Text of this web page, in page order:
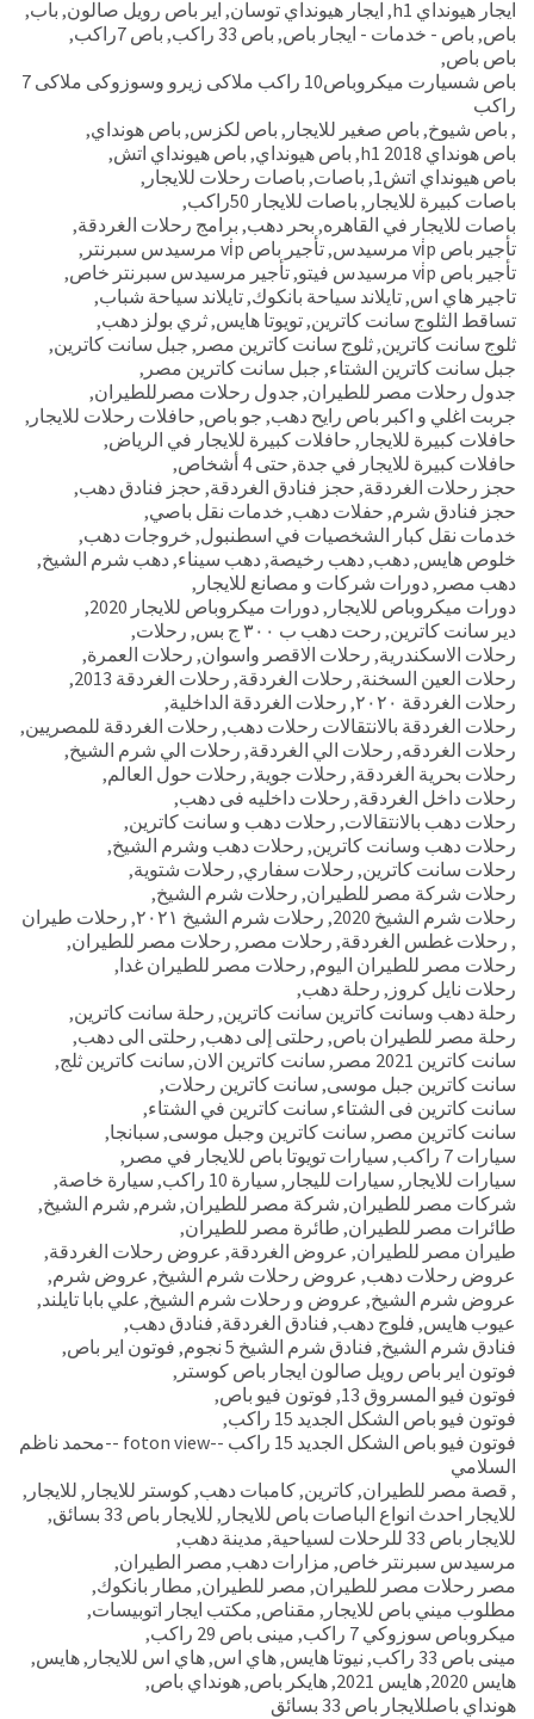
ايجار هيونداي h1 , ايجار هيونداي توسان, اير باص رويل صالون, باب,
باص, باص - خدمات - ايجار باص, باص 33 راكب , باص 7راكب
,
باص باص,
باص شسيارت ميكروباص10 راكب ملاكى زيرو وسوزوكى ملاكى 7
راكب
, باص شيوخ, باص صغير للايجار , باص لكزس, باص هونداي,
باص هونداي h1 2018
, باص هيونداي, باص هيونداي اتش,
باص هيونداي اتش1 , باصات, باصات رحلات للايجار ,
باصات كبيرة للايجار , باصات للايجار 50راكب
,
باصات للايجار في القاهره, بحر دهب, برامج رحلات الغردقة,
تأجير باص vi̇p مرسيدس
,تأجير باص vi̇p مرسيدس سبرنتر
,
تأجير باص vi̇p مرسيدس فيتو
,تأجير مرسيدس سبرنتر خاص,
تاجير هاي اس,تايلاند سياحة بانكوك,تايلاند سياحة شباب,
تساقط الثلوج سانت كاترين,تويوتا هايس,ثري بولز دهب,
ثلوج سانت كاترين,ثلوج سانت كاترين مصر , جبل سانت كاترين,
جبل سانت كاترين الشتاء, جبل سانت كاترين مصر ,
جدول رحلات مصر للطيران, جدول رحلات مصرللطيران,
جربت اغلي و اكبر باص رايح دهب, جو باص, حافلات رحلات للايجار ,
حافلات كبيرة للايجار , حافلات كبيرة للايجار في الرياض,
حافلات كبيرة للايجار في جدة, حتى 4 أشخاص
,
حجز رحلات الغردقة, حجز فنادق الغردقة, حجز فنادق دهب,
حجز فنادق شرم, حفلات دهب, خدمات نقل باصي,
خدمات نقل كبار الشخصيات في اسطنبول, خروجات دهب,
خلوص هايس,دهب,دهب رخيصة,دهب سيناء,دهب شرم الشيخ,
دهب مصر ,دورات شركات و مصانع للايجار ,
دورات ميكروباص للايجار ,دورات ميكروباص للايجار 2020
,
دير سانت كاترين, رحت دهب ب ٣٠٠ ج بس , رحلات,
رحلات الاسكندرية, رحلات الاقصر واسوان, رحلات العمرة,
رحلات العين السخنة, رحلات الغردقة, رحلات الغردقة 2013
,
رحلات الغردقة ٢٠٢٠
, رحلات الغردقة الداخلية,
رحلات الغردقة بالانتقالات رحلات دهب, رحلات الغردقة للمصريين,
رحلات الغردقه, رحلات الي الغردقة, رحلات الي شرم الشيخ,
رحلات بحرية الغردقة, رحلات جوية, رحلات حول العالم,
رحلات داخل الغردقة, رحلات داخليه فى دهب,
رحلات دهب بالانتقالات, رحلات دهب و سانت كاترين,
رحلات دهب وسانت كاترين, رحلات دهب وشرم الشيخ,
رحلات سانت كاترين, رحلات سفاري, رحلات شتوية,
رحلات شركة مصر للطيران, رحلات شرم الشيخ,
رحلات شرم الشيخ 2020
, رحلات شرم الشيخ ٢٠٢١ , رحلات طيران
, رحلات غطس الغردقة, رحلات مصر , رحلات مصر للطيران,
رحلات مصر للطيران اليوم, رحلات مصر للطيران غدا,
رحلات نايل كروز , رحلة دهب,
رحلة دهب وسانت كاترين سانت كاترين, رحلة سانت كاترين,
رحلة مصر للطيران باص, رحلتى إلى دهب, رحلتى الى دهب,
سانت كاترين 2021 مصر
, سانت كاترين الان, سانت كاترين ثلج,
سانت كاترين جبل موسى, سانت كاترين رحلات,
سانت كاترين فى الشتاء, سانت كاترين في الشتاء,
سانت كاترين مصر , سانت كاترين وجبل موسى, سبانجا,
سيارات 7 راكب
, سيارات تويوتا باص للايجار في مصر ,
سيارات للايجار , سيارات لليجار , سيارة 10 راكب , سيارة خاصة,
شركات مصر للطيران, شركة مصر للطيران, شرم, شرم الشيخ,
طائرات مصر للطيران, طائرة مصر للطيران,
طيران مصر للطيران, عروض الغردقة, عروض رحلات الغردقة,
عروض رحلات دهب, عروض رحلات شرم الشيخ, عروض شرم,
عروض شرم الشيخ, عروض و رحلات شرم الشيخ, علي بابا تايلند,
عيوب هايس, فلوج دهب, فنادق الغردقة, فنادق دهب,
فنادق شرم الشيخ, فنادق شرم الشيخ 5 نجوم , فوتون اير باص,
فوتون اير باص رويل صالون ايجار باص كوستر ,
فوتون فيو المسروق 13
, فوتون فيو باص,
فوتون فيو باص الشكل الجديد 15 راكب
,
فوتون فيو باص الشكل الجديد 15 راكب --foton view --محمد ناظم
السلامي
, قصة مصر للطيران,كاترين,كامبات دهب,كوستر للايجار , للايجار ,
للايجار احدث انواع الباصات باص للايجار , للايجار باص 33 بسائق
,
للايجار باص 33 للرحلات لسياحية
, مدينة دهب,
مرسيدس سبرنتر خاص, مزارات دهب, مصر الطيران,
مصر رحلات مصر للطيران, مصر للطيران, مطار بانكوك,
مطلوب ميني باص للايجار , مقناص, مكتب ايجار اتوبيسات,
ميكروباص سوزوكي 7 راكب
, مينى باص 29 راكب
,
مينى باص 33 راكب
, نيوتا هايس,هاي اس,هاي اس للايجار ,هايس,
هايس 2020
,هايس 2021 ,هايكر باص,هونداي باص,
هونداي باصللايجار باص 33 بسائق